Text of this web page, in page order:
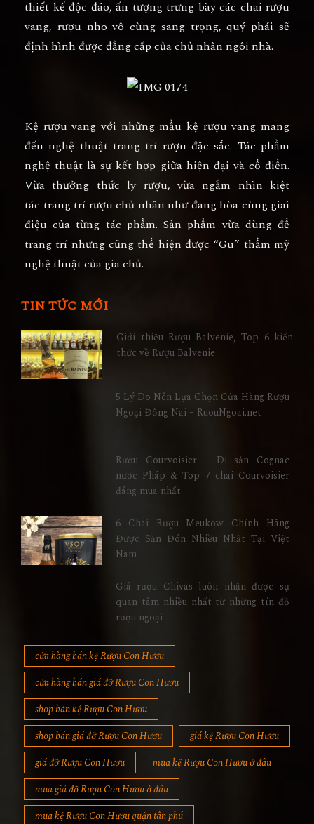
thiết kế độc đáo, ấn tượng trưng bày các chai rượu
vang, rượu nho vô cùng sang trọng, quý phái sẽ
định hình được đẳng cấp của chủ nhân ngôi nhà.
Kệ rượu vang với những mẩu kệ rượu vang mang
đến nghệ thuật trang trí rượu đặc sắc. Tác phẩm
nghệ thuật là sự kết hợp giữa hiện đại và cổ điển.
Vừa thưởng thức ly rượu, vừa ngắm nhìn kiệt
tác trang trí rượu chủ nhân như đang hòa cùng giai
điệu của từng tác phẩm. Sản phẩm vừa dùng để
trang trí nhưng cũng thể hiện được “Gu” thẩm mỹ
nghệ thuật của gia chủ.
TIN TỨC MỚI
Giới thiệu Rượu Balvenie, Top 6 kiến
thức về Rượu Balvenie
5 Lý Do Nên Lựa Chọn Cửa Hàng Rượu
Ngoại Đồng Nai – RuouNgoai.net
Rượu Courvoisier – Di sản Cognac
nước Pháp & Top 7 chai Courvoisier
đáng mua nhất
6 Chai Rượu Meukow Chính Hãng
Được Săn Đón Nhiều Nhất Tại Việt
Nam
Giá rượu Chivas luôn nhận được sự
quan tâm nhiều nhất từ những tín đồ
rượu ngoại
cửa hàng bán kệ Rượu Con Hươu
cửa hàng bán giá đỡ Rượu Con Hươu
shop bán kệ Rượu Con Hươu
shop bán giá đỡ Rượu Con Hươu
giá kệ Rượu Con Hươu
giá đỡ Rượu Con Hươu
mua kệ Rượu Con Hươu ở đâu
mua giá đỡ Rượu Con Hươu ở đâu
mua kệ Rượu Con Hươu quận tân phú